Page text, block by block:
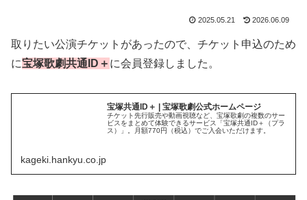
2025.05.21 2026.06.09
取りたい公演チケットがあったので、チケット申込のため
に宝塚歌劇共通ID＋ に会員登録しました。
宝塚共通ID＋ | 宝塚歌劇公式ホームページ
チケット先行販売や動画視聴など、宝塚歌劇の複数のサー
ビスをまとめて体験できるサービス「宝塚共通ID＋（プラ
ス）」。月額770円（税込）でご入会いただけます。
kageki.hankyu.co.jp